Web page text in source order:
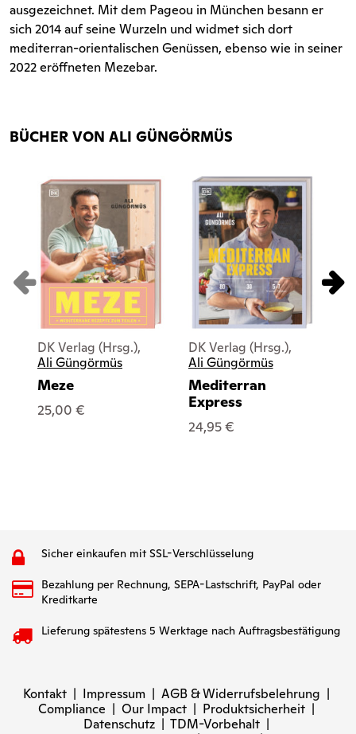
ausgezeichnet. Mit dem Pageou in München besann er
sich 2014 auf seine Wurzeln und widmet sich dort
mediterran-orientalischen Genüssen, ebenso wie in seiner
2022 eröffneten Mezebar.
BÜCHER VON ALI GÜNGÖRMÜS
DK Verlag (Hrsg.),
Ali Güngörmüs
Meze
25,00 €
DK Verlag (Hrsg.),
Ali Güngörmüs
Mediterran
Express
24,95 €
Sicher einkaufen mit SSL-Verschlüsselung
Bezahlung per Rechnung, SEPA-Lastschrift, PayPal oder
Kreditkarte
Lieferung spätestens 5 Werktage nach Auftragsbestätigung
Kontakt | Impressum | AGB & Widerrufsbelehrung |
Compliance | Our Impact | Produktsicherheit |
Datenschutz | TDM-Vorbehalt |